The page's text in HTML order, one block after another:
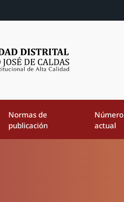
Normas de
publicación
Número
actual